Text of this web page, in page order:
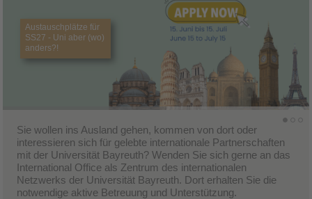
Austauschplätze für
SS27 - Uni aber (wo)
anders?!
Sie wollen ins Ausland gehen, kommen von dort oder
interessieren sich für gelebte internationale Partnerschaften
mit der Universität Bayreuth? Wenden Sie sich gerne an das
International Office als Zentrum des internationalen
Netzwerks der Universität Bayreuth. Dort erhalten Sie die
notwendige aktive Betreuung und Unterstützung.